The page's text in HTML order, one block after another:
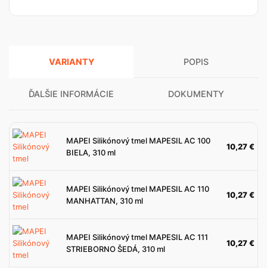
VARIANTY POPIS
ĎALŠIE INFORMÁCIE DOKUMENTY
MAPEI Silikónový tmel MAPESIL AC 100
BIELA, 310 ml
10,27€
MAPEI Silikónový tmel MAPESIL AC 110
MANHATTAN, 310 ml
10,27€
MAPEI Silikónový tmel MAPESIL AC 111
STRIEBORNO ŠEDÁ, 310 ml
10,27€